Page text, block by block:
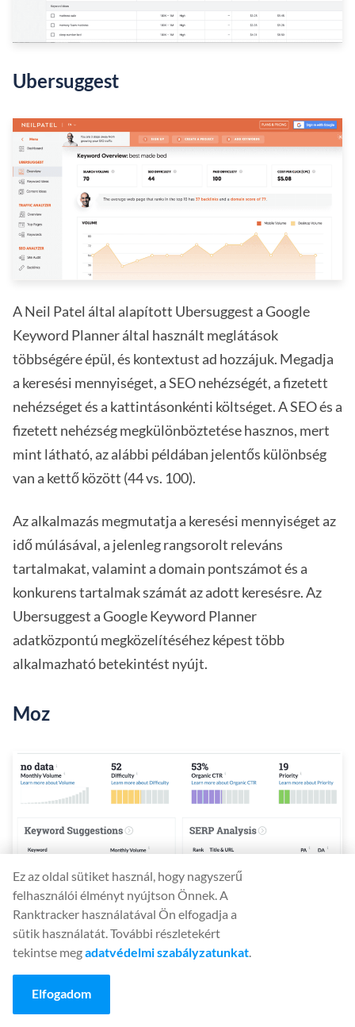
Ubersuggest
A Neil Patel által alapított Ubersuggest a Google
Keyword Planner által használt meglátások
többségére épül, és kontextust ad hozzájuk. Megadja
a keresési mennyiséget, a SEO nehézségét, a fizetett
nehézséget és a kattintásonkénti költséget. A SEO és a
fizetett nehézség megkülönböztetése hasznos, mert
mint látható, az alábbi példában jelentős különbség
van a kettő között (44 vs. 100).
Az alkalmazás megmutatja a keresési mennyiséget az
idő múlásával, a jelenleg rangsorolt releváns
tartalmakat, valamint a domain pontszámot és a
konkurens tartalmak számát az adott keresésre. Az
Ubersuggest a Google Keyword Planner
adatközpontú megközelítéséhez képest több
alkalmazható betekintést nyújt.
Moz
A Moz Keyword Explorer egy ingyenes eszköz a Moz
márkanév alatt, amely segíthet a SEO és a
tartalommarketing stratégia
Ez az oldal sütiket használ, hogy nagyszerű
felhasználói élményt nyújtson Önnek. A
Ranktracker használatával Ön elfogadja a
sütik használatát. További részletekért
tekintse megadatvédelmi szabályzatunkat.
Elfogadom